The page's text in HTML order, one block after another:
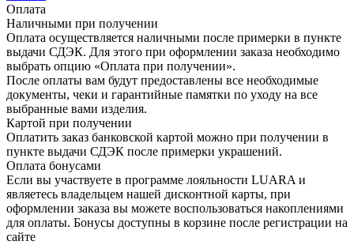
Оплата
Наличными при получении
Оплата осуществляется наличными после примерки в пункте
выдачи СДЭК. Для этого при оформлении заказа необходимо
выбрать опцию «Оплата при получении».
После оплаты вам будут предоставлены все необходимые
документы, чеки и гарантийные памятки по уходу на все
выбранные вами изделия.
Картой при получении
Оплатить заказ банковской картой можно при получении в
пункте выдачи СДЭК после примерки украшений.
Оплата бонусами
Если вы участвуете в программе лояльности LUARA и
являетесь владельцем нашей дисконтной карты, при
оформлении заказа вы можете воспользоваться накоплениями
для оплаты. Бонусы доступны в корзине после регистрации на
сайте